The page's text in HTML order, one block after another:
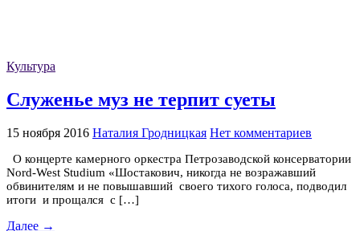
Культура
Служенье муз не терпит суеты
15 ноября 2016 Наталия Гродницкая Нет комментариев
О концерте камерного оркестра Петрозаводской консерватории
Nord-West Studium «Шостакович, никогда не возражавший
обвинителям и не повышавший своего тихого голоса, подводил
итоги и прощался с […]
Далее →